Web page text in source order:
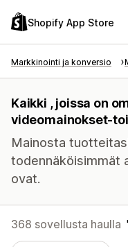
Shopify App Store
Markkinointi ja konversio
Kaikki , joissa on
videomainokset-
Mainosta
todennäköisimmät
ovat.
368 sovellusta haulla